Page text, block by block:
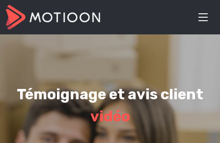
Témoignage et avis client
vidéo